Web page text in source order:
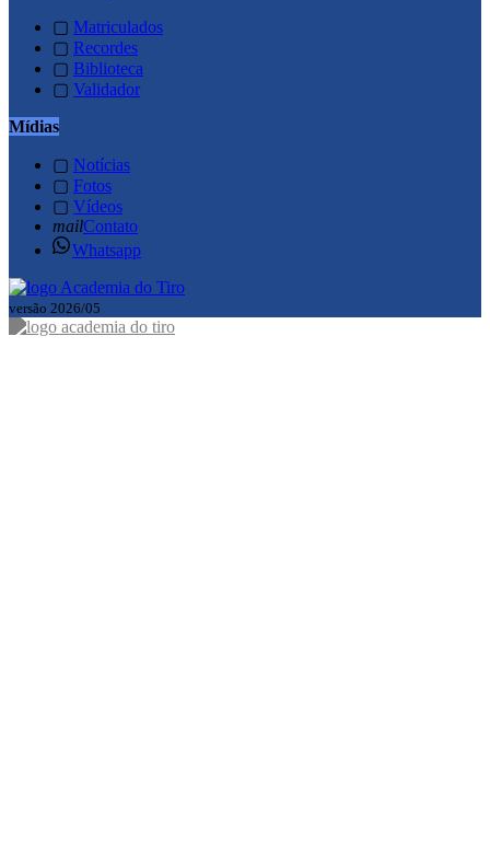
▢ Matriculados
▢ Recordes
▢ Biblioteca
▢ Validador
Mídias
▢ Notícias
▢ Fotos
▢ Vídeos
mailContato
Whatsapp
versão 2026/05